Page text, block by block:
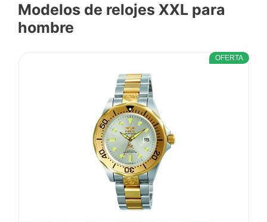
Modelos de relojes XXL para
hombre
OFERTA